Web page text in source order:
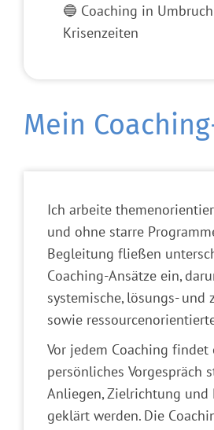
🔵 Coaching in
Krisenzeiten
Mein
Ich arbeite
und ohne starre
Begleitung fließen
Coaching-Ansätze ein,
systemische, lösungs-
sowie
Vor jedem Coaching findet
persönliches Vorgespräch
Anliegen, Zielrichtung und
geklärt werden. Die